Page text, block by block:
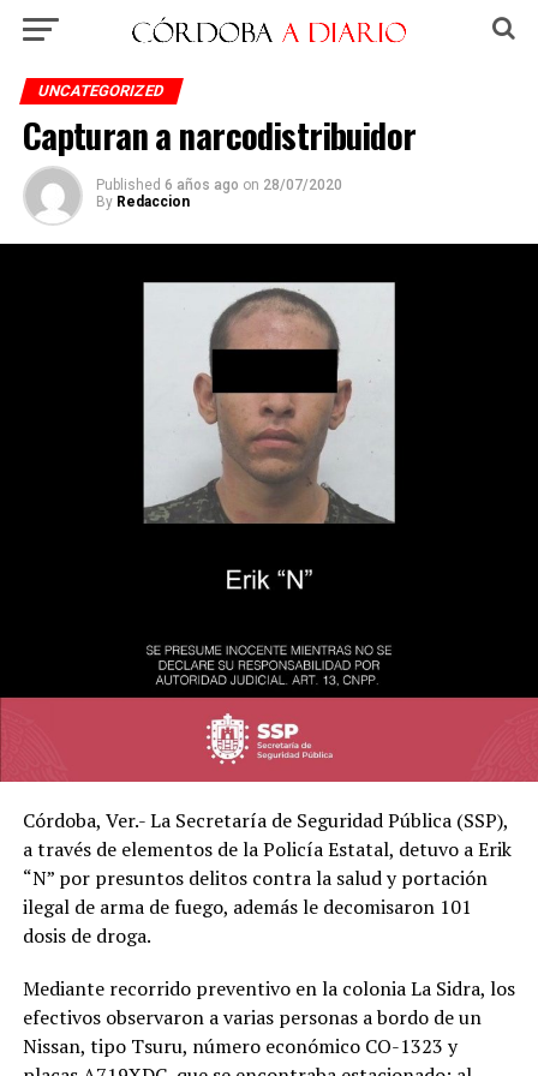
UNCATEGORIZED
Capturan a narcodistribuidor
Published 6 años ago on 28/07/2020
By Redaccion
Córdoba, Ver.- La Secretaría de Seguridad Pública (SSP),
a través de elementos de la Policía Estatal, detuvo a Erik
“N” por presuntos delitos contra la salud y portación
ilegal de arma de fuego, además le decomisaron 101
dosis de droga.
Mediante recorrido preventivo en la colonia La Sidra, los
efectivos observaron a varias personas a bordo de un
Nissan, tipo Tsuru, número económico CO-1323 y